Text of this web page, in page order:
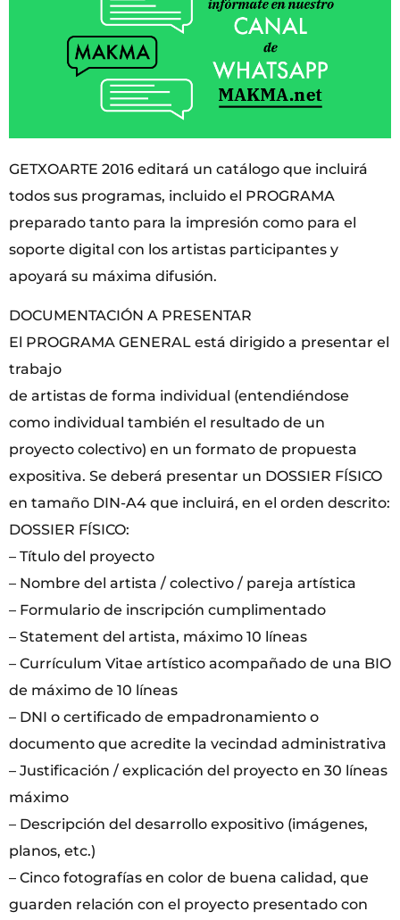
GETXOARTE 2016 editará un catálogo que incluirá
todos sus programas, incluido el PROGRAMA
preparado tanto para la impresión como para el
soporte digital con los artistas participantes y
apoyará su máxima difusión.
DOCUMENTACIÓN A PRESENTAR
El PROGRAMA GENERAL está dirigido a presentar el
trabajo
de artistas de forma individual (entendiéndose
como individual también el resultado de un
proyecto colectivo) en un formato de propuesta
expositiva. Se deberá presentar un DOSSIER FÍSICO
en tamaño DIN-A4 que incluirá, en el orden descrito:
DOSSIER FÍSICO:
– Título del proyecto
– Nombre del artista / colectivo / pareja artística
– Formulario de inscripción cumplimentado
– Statement del artista, máximo 10 líneas
– Currículum Vitae artístico acompañado de una BIO
de máximo de 10 líneas
– DNI o certificado de empadronamiento o
documento que acredite la vecindad administrativa
– Justificación / explicación del proyecto en 30 líneas
máximo
– Descripción del desarrollo expositivo (imágenes,
planos, etc.)
– Cinco fotografías en color de buena calidad, que
guarden relación con el proyecto presentado con